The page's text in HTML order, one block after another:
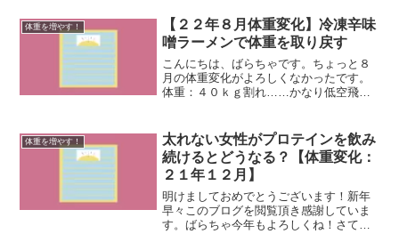
体重を増やす！
【２２年８月体重変化】冷凍辛味
噌ラーメンで体重を取り戻す
こんにちは、ばらちゃです。ちょっと８
月の体重変化がよろしくなかったです。
体重：４０ｋｇ割れ……かなり低空飛行
た……。久しぶりだね３９kg。夏の暑さ
がまた一段と凶悪になり...
体重を増やす！
太れない女性がプロテインを飲み
続けるとどうなる？【体重変化：
２１年１２月】
明けましておめでとうございます！新年
早々このブログを閲覧頂き感謝していま
す。ばらちゃ今年もよろしくね！さて、